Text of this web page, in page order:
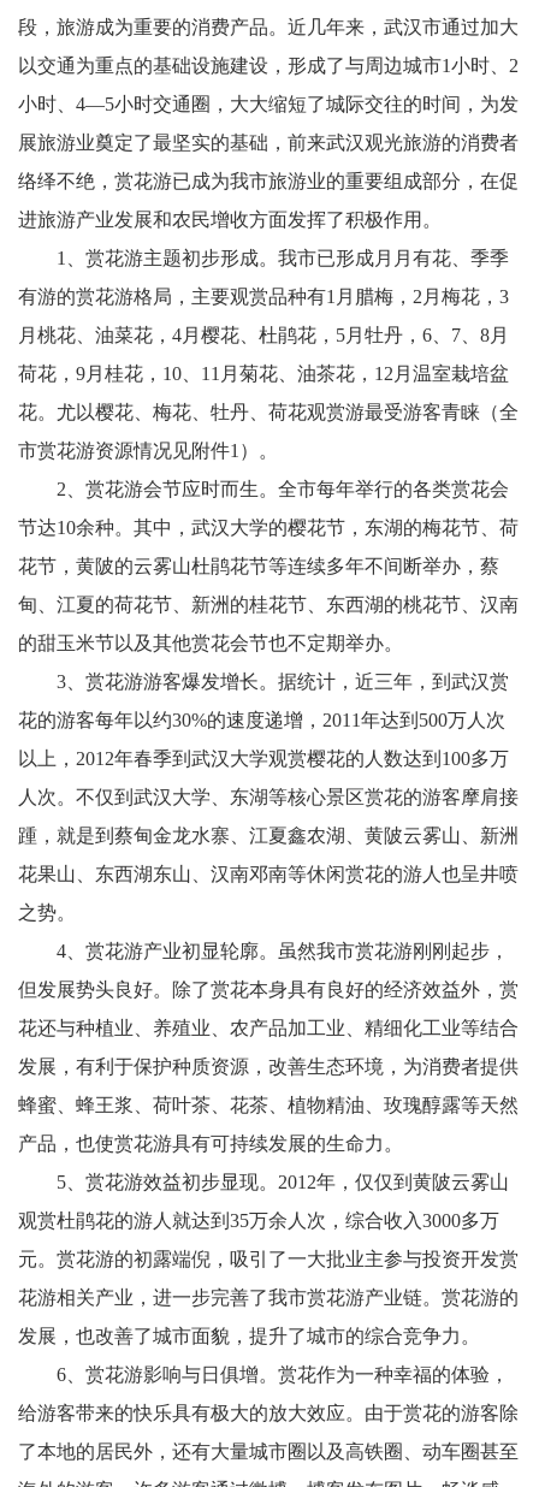
段，旅游成为重要的消费产品。近几年来，武汉市通过加大
以交通为重点的基础设施建设，形成了与周边城市1小时、2
小时、4—5小时交通圈，大大缩短了城际交往的时间，为发
展旅游业奠定了最坚实的基础，前来武汉观光旅游的消费者
络绎不绝，赏花游已成为我市旅游业的重要组成部分，在促
进旅游产业发展和农民增收方面发挥了积极作用。
1、赏花游主题初步形成。我市已形成月月有花、季季
有游的赏花游格局，主要观赏品种有1月腊梅，2月梅花，3
月桃花、油菜花，4月樱花、杜鹃花，5月牡丹，6、7、8月
荷花，9月桂花，10、11月菊花、油茶花，12月温室栽培盆
花。尤以樱花、梅花、牡丹、荷花观赏游最受游客青睐（全
市赏花游资源情况见附件1）。
2、赏花游会节应时而生。全市每年举行的各类赏花会
节达10余种。其中，武汉大学的樱花节，东湖的梅花节、荷
花节，黄陂的云雾山杜鹃花节等连续多年不间断举办，蔡
甸、江夏的荷花节、新洲的桂花节、东西湖的桃花节、汉南
的甜玉米节以及其他赏花会节也不定期举办。
3、赏花游游客爆发增长。据统计，近三年，到武汉赏
花的游客每年以约30%的速度递增，2011年达到500万人次
以上，2012年春季到武汉大学观赏樱花的人数达到100多万
人次。不仅到武汉大学、东湖等核心景区赏花的游客摩肩接
踵，就是到蔡甸金龙水寨、江夏鑫农湖、黄陂云雾山、新洲
花果山、东西湖东山、汉南邓南等休闲赏花的游人也呈井喷
之势。
4、赏花游产业初显轮廓。虽然我市赏花游刚刚起步，
但发展势头良好。除了赏花本身具有良好的经济效益外，赏
花还与种植业、养殖业、农产品加工业、精细化工业等结合
发展，有利于保护种质资源，改善生态环境，为消费者提供
蜂蜜、蜂王浆、荷叶茶、花茶、植物精油、玫瑰醇露等天然
产品，也使赏花游具有可持续发展的生命力。
5、赏花游效益初步显现。2012年，仅仅到黄陂云雾山
观赏杜鹃花的游人就达到35万余人次，综合收入3000多万
元。赏花游的初露端倪，吸引了一大批业主参与投资开发赏
花游相关产业，进一步完善了我市赏花游产业链。赏花游的
发展，也改善了城市面貌，提升了城市的综合竞争力。
6、赏花游影响与日俱增。赏花作为一种幸福的体验，
给游客带来的快乐具有极大的放大效应。由于赏花的游客除
了本地的居民外，还有大量城市圈以及高铁圈、动车圈甚至